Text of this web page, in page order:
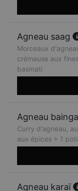
Agneau saag
Morceaux
crémeuse aux
basmati
Agneau
Curry d'agneau,
aux épices + 1
Agneau karaï